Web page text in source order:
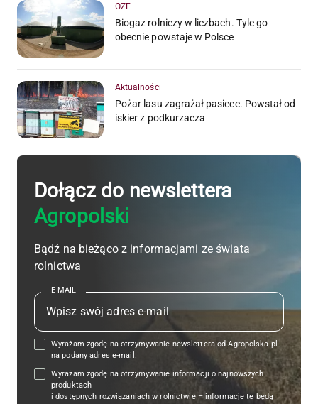
OZE
Biogaz rolniczy w liczbach. Tyle go
obecnie powstaje w Polsce
Aktualności
Pożar lasu zagrażał pasiece. Powstał od
iskier z podkurzacza
Dołącz do newslettera
Agropolski
Bądź na bieżąco z informacjami ze świata
rolnictwa
E-MAIL
Wyrażam zgodę na otrzymywanie newslettera od Agropolska.pl
na podany adres e-mail.
Wyrażam zgodę na otrzymywanie informacji o najnowszych
produktach
i dostępnych rozwiązaniach w rolnictwie – informacje te będą